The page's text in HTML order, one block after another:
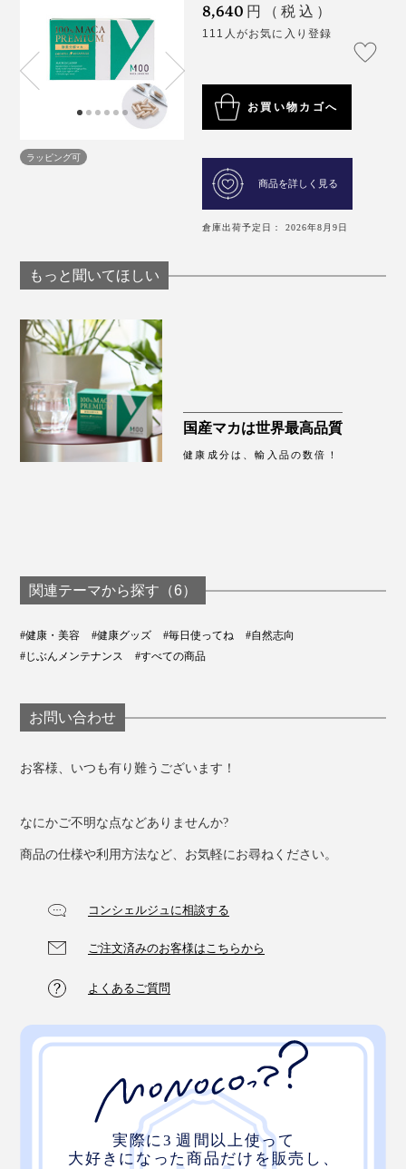
ラッピング可
8,640 円（税込）
111人がお気に入り登録
お買い物カゴへ
商品を詳しく見る
倉庫出荷予定日： 2026年8月9日
もっと聞いてほしい
国産マカは世界最高品質
健康成分は、輸入品の数倍！
関連テーマから探す（6）
#健康・美容 #健康グッズ #毎日使ってね
#自然志向
#じぶんメンテナンス
#すべての商品
お問い合わせ
お客様、いつも有り難うございます！
なにかご不明な点などありませんか?
商品の仕様や利用方法など、お気軽にお尋ねください。
コンシェルジュに相談する
ご注文済みのお客様はこちらから
よくあるご質問